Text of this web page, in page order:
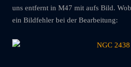
uns entfernt in M47 mit aufs Bild.
ein Bildfehler bei der Bearbeitung: